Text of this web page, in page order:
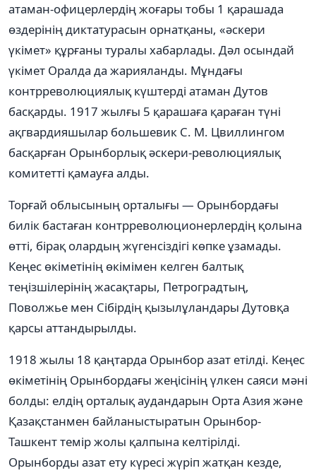
атаман-офицерлердің жоғары тобы 1 қарашада
өздерінің диктатурасын орнатқаны, «әскери
үкімет» құрғаны туралы хабарлады. Дәл осындай
үкімет Оралда да жарияланды. Мұндағы
контрреволюциялық күштерді атаман Дутов
басқарды. 1917 жылғы 5 қарашаға қараған түні
ақгвардияшылар большевик С. М. Цвиллингом
басқарған Орынборлық әскери-революциялық
комитетті қамауға алды.
Торғай облысының орталығы — Орынбордағы
билік бастаған контрреволюционерлердің қолына
өтті, бірақ олардың жүгенсіздігі көпке ұзамады.
Кеңес өкіметінің өкімімен келген балтық
теңізшілерінің жасақтары, Петроградтың,
Поволжье мен Сібірдің қызылұландары Дутовқа
қарсы аттандырылды.
1918 жылы 18 қаңтарда Орынбор азат етілді. Кеңес
өкіметінің Орынбордағы жеңісінің үлкен саяси мәні
болды: елдің орталық аудандарын Орта Азия және
Қазақстанмен байланыстыратын Орынбор-
Ташкент темір жолы қалпына келтірілді.
Орынборды азат ету күресі жүріп жатқан кезде,